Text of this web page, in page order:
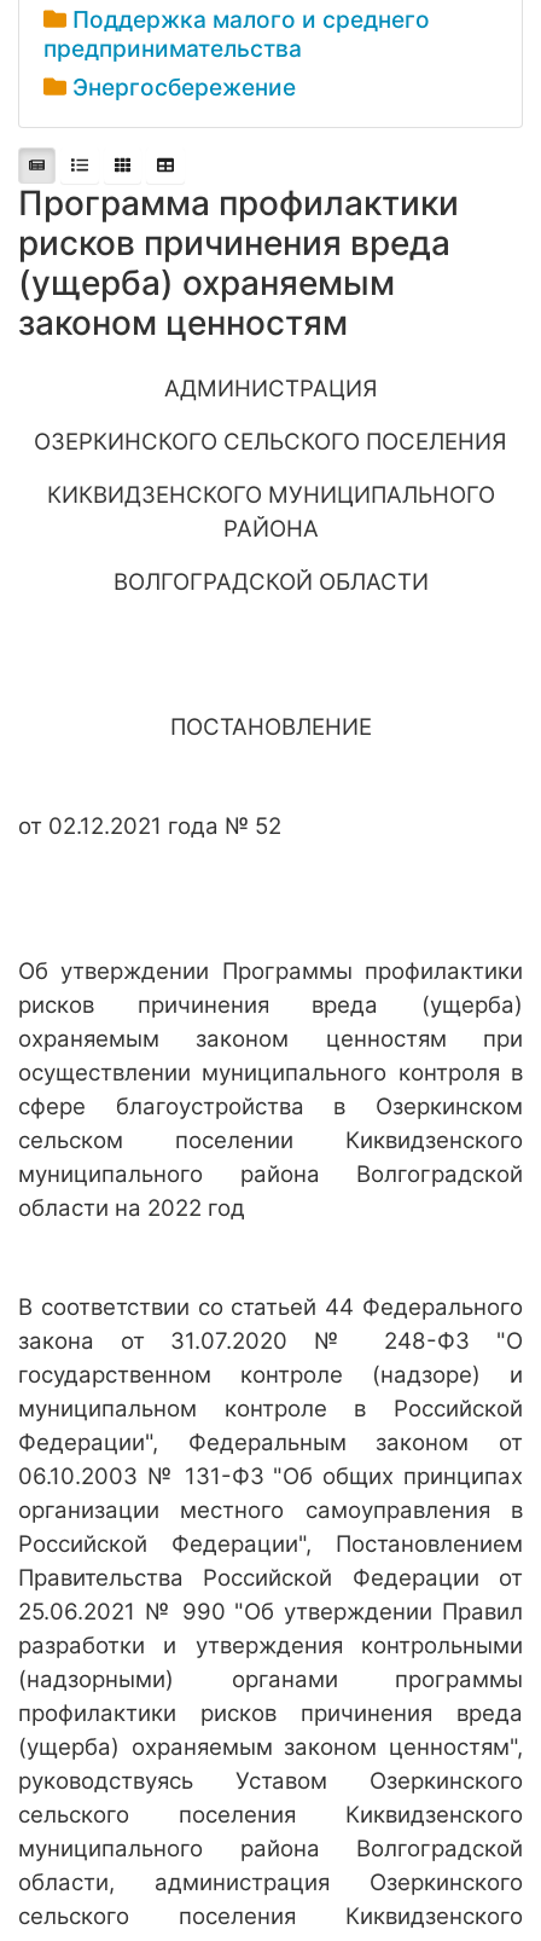
Поддержка малого и среднего
предпринимательства
Энергосбережение
Программа профилактики
рисков причинения вреда
(ущерба) охраняемым
законом ценностям
АДМИНИСТРАЦИЯ
ОЗЕРКИНСКОГО СЕЛЬСКОГО ПОСЕЛЕНИЯ
КИКВИДЗЕНСКОГО МУНИЦИПАЛЬНОГО
РАЙОНА
ВОЛГОГРАДСКОЙ ОБЛАСТИ
ПОСТАНОВЛЕНИЕ
от 02.12.2021 года № 52
Об утверждении Программы профилактики
рисков причинения вреда (ущерба)
охраняемым законом ценностям при
осуществлении муниципального контроля в
сфере благоустройства в Озеркинском
сельском поселении Киквидзенского
муниципального района Волгоградской
области на 2022 год
В соответствии со статьей 44 Федерального
закона от 31.07.2020 № 248-ФЗ "О
государственном контроле (надзоре) и
муниципальном контроле в Российской
Федерации", Федеральным законом от
06.10.2003 № 131-ФЗ "Об общих принципах
организации местного самоуправления в
Российской Федерации", Постановлением
Правительства Российской Федерации от
25.06.2021 № 990 "Об утверждении Правил
разработки и утверждения контрольными
(надзорными) органами программы
профилактики рисков причинения вреда
(ущерба) охраняемым законом ценностям",
руководствуясь Уставом Озеркинского
сельского поселения Киквидзенского
муниципального района Волгоградской
области, администрация Озеркинского
сельского поселения Киквидзенского